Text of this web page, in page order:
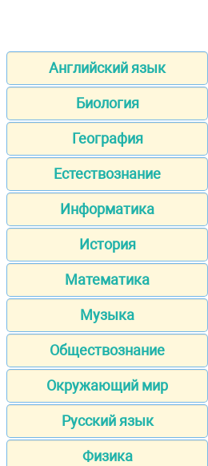
Английский язык
Биология
География
Естествознание
Информатика
История
Математика
Музыка
Обществознание
Окружающий мир
Русский язык
Физика